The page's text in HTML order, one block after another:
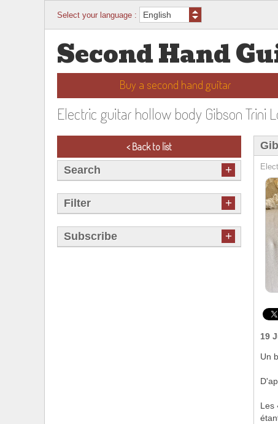
Select your language :
Second Hand
Buy a second hand guitar
Electric guitar hollow body Gibson Trini
< Back to list
Search
+
Filter +
Subscribe +
19
Un
Les